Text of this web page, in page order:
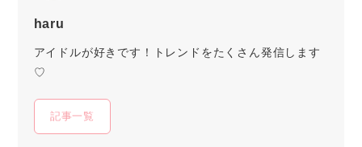
haru
アイドルが好きです！トレンドをたくさん発信します
♡
記事一覧